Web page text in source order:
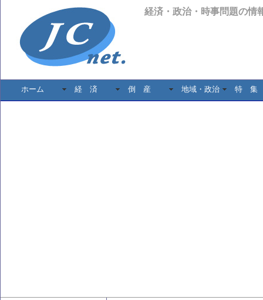
経済・政治・時事問題の情
ホーム 経 済 倒 産 地域・政治 特 集